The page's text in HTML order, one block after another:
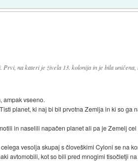
Prvi, na kateri je živela 13. kolonija in je bila
ampak vseeno.
planet, ki naj bi bil prvotna Zemlja in ki so
in naselili napačen planet ali pa je Zemelj
vesolja skupaj s človeškimi Cyloni se na
avtomobili, kot so bili pred mnogimi tisočletji